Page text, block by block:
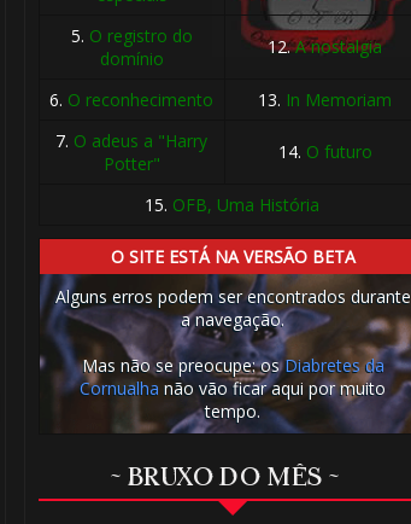
5. O registro do
domínio
12.A nostalgia
6. O reconhecimento 13. In Memoriam
7. O adeus a "Harry
Potter"
14. O futuro
15. OFB, Uma História
O SITE ESTÁ NA VERSÃO BETA
Alguns erros podem ser encontrados durante
a navegação.
Mas não se preocupe: osDiabretes da
Cornualha não vão ficar aqui por muito
tempo.
~ BRUXO DO MÊS ~
⚡
🎈